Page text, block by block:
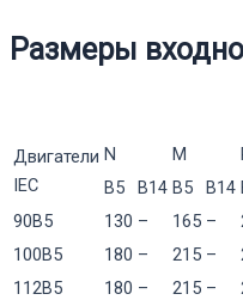
Размеры
Двигатели
IEC
N M
B5
B14 B5 B14
90B5
130 – 165 –
100B5
180 – 215 –
112B5
180 – 215 –